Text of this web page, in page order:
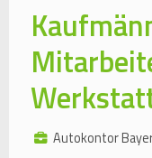
Autokontor